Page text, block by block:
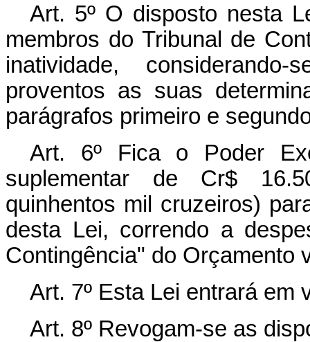
Art. 5º O disposto nesta
membros do Tribunal de
inatividade,
proventos as suas
parágrafos primeiro e
Art. 6º Fica o Poder
suplementar de Cr$
quinhentos mil cruzeiros)
desta Lei, correndo a
Contingência" do Orçamento
Art. 7º Esta Lei entrará em
Art. 8º Revogam-se as